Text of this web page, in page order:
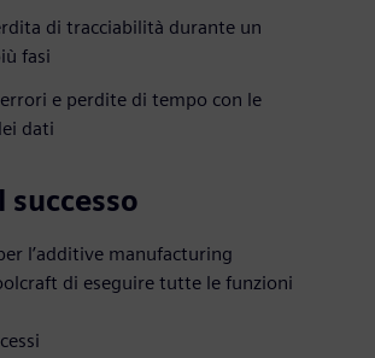
di tracciabilità durante un
fasi
e perdite di tempo con le
dati
successo
l’additive manufacturing
di eseguire tutte le funzioni